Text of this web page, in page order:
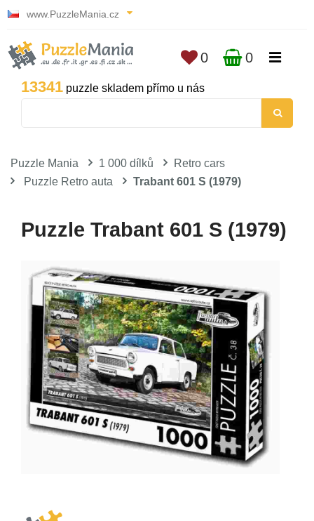
www.PuzzleMania.cz
13341 puzzle skladem přímo u nás
0 0
Puzzle Mania 1 000 dílků
Retro cars
Puzzle Retro auta
Trabant 601 S (1979)
Puzzle Trabant 601 S (1979)